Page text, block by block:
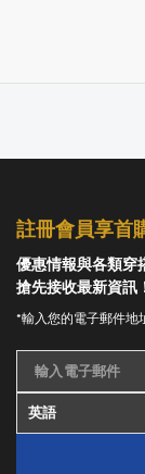
註冊會員享首
優惠情報與各類穿
搶先接收最新資訊
*輸入您的電子郵件地
輸入電子郵件